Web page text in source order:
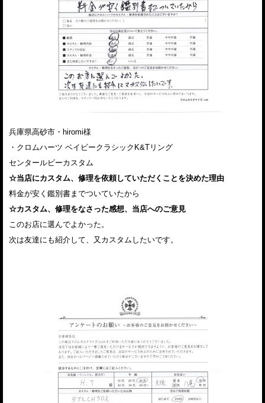
兵庫県高砂市・hiromi様
・クロムハーツ ベイビークラシックK&Tリング
センタールビーカスタム
☆当店にカスタム、修理を依頼していただくことを決めた理由
料金が安く鑑別書までついていたから
☆カスタム、修理をなさった感想、当店へのご意見
このお店に選んでよかった。
次は友達にも紹介して、又カスタムしたいです。